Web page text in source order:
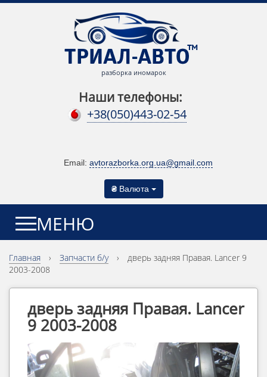
разборка иномарок
Наши телефоны:
+38(050)443-02-54
Email: avtorazborka.org.ua@gmail.com
₴ Валюта
МЕНЮ
Главная › Запчасти б/у ›
дверь задняя Правая. Lancer 9
2003-2008
дверь задняя Правая. Lancer
9 2003-2008